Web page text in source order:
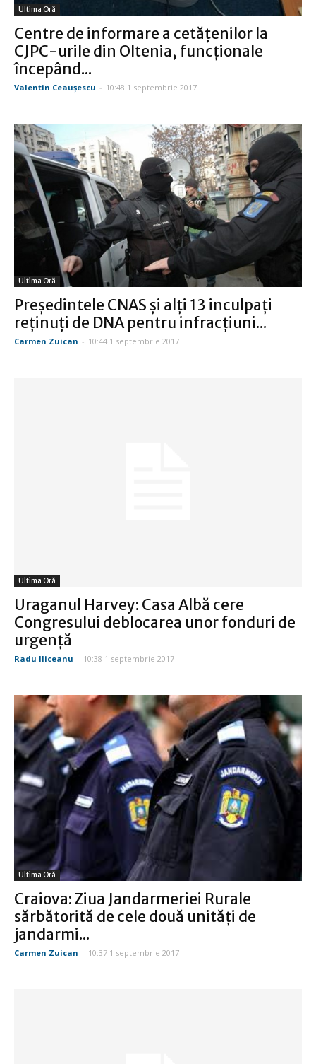
Ultima Oră
Centre de informare a cetăţenilor la
CJPC-urile din Oltenia, funcţionale
începând...
Valentin Ceauşescu - 10:48 1 septembrie 2017
Ultima Oră
Preşedintele CNAS şi alţi 13 inculpaţi
reţinuţi de DNA pentru infracţiuni...
Carmen Zuican - 10:44 1 septembrie 2017
Ultima Oră
Uraganul Harvey: Casa Albă cere
Congresului deblocarea unor fonduri de
urgenţă
Radu Iliceanu - 10:38 1 septembrie 2017
Ultima Oră
Craiova: Ziua Jandarmeriei Rurale
sărbătorită de cele două unităţi de
jandarmi...
Carmen Zuican - 10:37 1 septembrie 2017